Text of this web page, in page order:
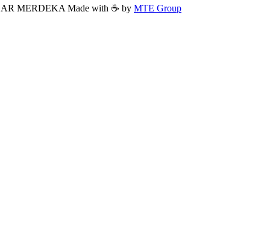
MERDEKA Made with ☕ by MTE Group